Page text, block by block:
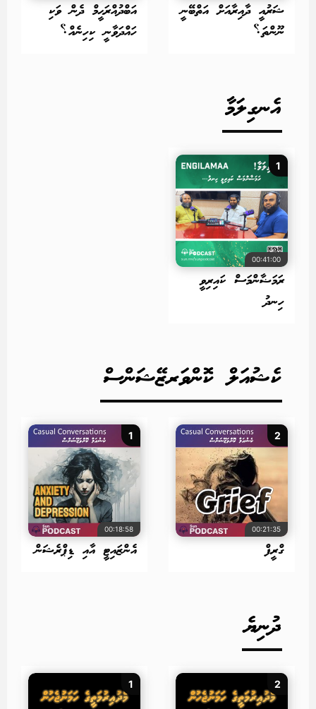
ޝަރުއީ ދާއިރާއަށް އަތްބޭނީ
ނޫންތަ؟
އަބްދުއްރަޙީމް ދެން ވަކި
ހައްދަވާނީ ކިހިނެއް؟
އެނގިލަމާ
1
00:41:00
ރަމަޟާންމަސް ކައިރިވީ
ހިނދު
ކެޝުއަލް ކޮންވަރޒޭޝަންސް
2
00:21:35
ގްރީފް
1
00:18:58
އެންޒައިޓީ އާއި ޑިޕްރެޝަން
ދުނިޔެ
2
1